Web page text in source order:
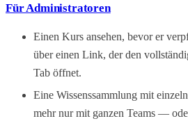
Für Administratoren
Einen Kurs ansehen, bevor er
über einen Link, der den
Tab öffnet.
Eine Wissenssammlung mit
mehr nur mit ganzen Teams —